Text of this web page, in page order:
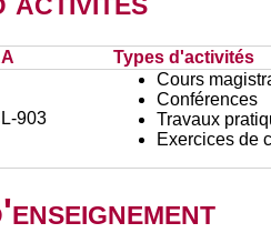
Types d'activités
903
Cours
Conférences
Travaux
Exercices de